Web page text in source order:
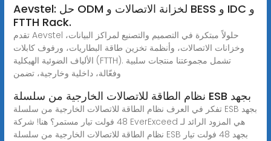
Aevstel: حل ODM لخزانة الاتصالات و BESS و IDC و
FTTH Rack.
تقدم Aevstel حلولاً مبتكرة في التصميم والتصنيع لمراكز البيانات،
وخزانات الاتصالات، وأنظمة تخزين طاقة البطاريات، ورفوف كابلات
الألياف الضوئية الهيكلية (FTTH). تشمل مجموعتنا منتجات سلبية
وفعّالة، داخلية وخارجية، تضمن
نظام الطاقة للاتصالات الخارجية من سلسلة ESB بجهد
تفكر في العرف نظام الطاقة للاتصالات الخارجية من سلسلة ESB بجهد
48 فولت تيار مستمر؟ هنا! شركة EverExceed هي المزود الرائد لـ
نظام الطاقة للاتصالات الخارجية من سلسلة ESB بجهد 48 فولت تيار